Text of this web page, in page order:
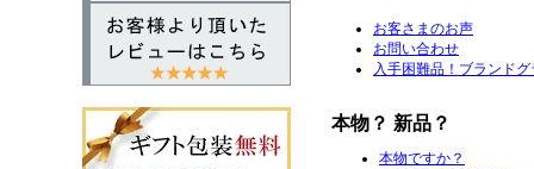
お客さまのお声
お問い合わせ
入手困難品！ブランド
本物？ 新品？
本物ですか？